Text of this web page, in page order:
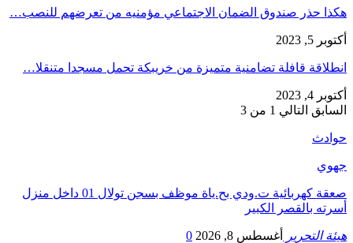
هكذا حذر صندوق الضمان الاجتماعي مؤمنيه من تعرضهم للنصب…
أكتوبر 5, 2023
انطلاقة قافلة تضامنية متميزة من خريبكة تحمل مسجدا متنقلا…
أكتوبر 4, 2023
السابق التالي 1 من 3
حوادث
جهوي
صعقة كهربائية ت.ودي بح.ياة موظف بسجن تولال 01 داخل منزل
أسرته بالقصر الكبير
هيئة التحرير أغسطس 8, 2026 0